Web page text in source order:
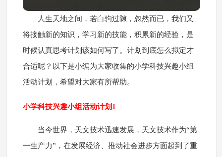
人生天地之间，若白驹过隙，忽然而已，我们又
将接触新的知识，学习新的技能，积累新的经验，是
时候认真思考计划该如何写了。计划到底怎么拟定才
合适呢？以下是小编为大家收集的小学科技兴趣小组
活动计划，希望对大家有所帮助。
小学科技兴趣小组活动计划1
当今世界，天文技术迅速发展，天文技术作为“第
一生产力”，在发展经济、推动社会进步方面起到了重